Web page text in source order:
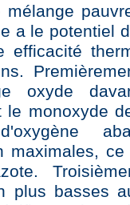
a le potentiel
efficacité
oxyde
le monoxyde
maximales,
plus basses